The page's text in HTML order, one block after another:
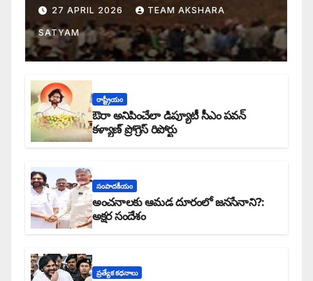
27 APRIL 2026 TEAM AKSHARA
SATYAM
రాష్ట్రీయం
ఔరా అనిపించేలా డిప్యూటీ సీఎం పవన్
కళ్యాణ్ ప్రోగ్రెస్ రిపోర్టు
సంపాదకీయం
అంచనాలకు ఆమడ దూరంలో జనసేనాని?:
అక్షర సందేశం
ప్రత్యేక కధనాలు